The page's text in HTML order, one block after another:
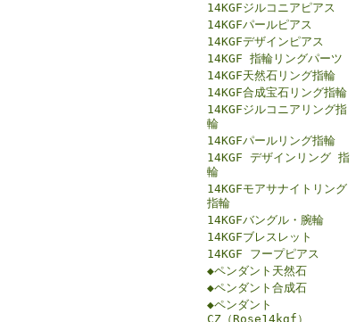
14KGFジルコニアピアス
14KGFパールピアス
14KGFデザインピアス
14KGF 指輪リングパーツ
14KGF天然石リング指輪
14KGF合成宝石リング指輪
14KGFジルコニアリング指
輪
14KGFパールリング指輪
14KGF デザインリング 指
輪
14KGFモアサナイトリング
指輪
14KGFバングル・腕輪
14KGFブレスレット
14KGF フープピアス
◆ペンダント天然石
◆ペンダント合成石
◆ペンダント
CZ（Rose14kgf）